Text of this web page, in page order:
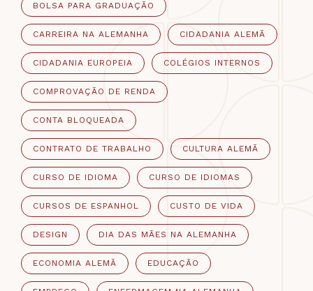
BOLSA PARA GRADUAÇÃO
CARREIRA NA ALEMANHA CIDADANIA ALEMÃ
CIDADANIA EUROPEIA COLÉGIOS INTERNOS
COMPROVAÇÃO DE RENDA
CONTA BLOQUEADA
CONTRATO DE TRABALHO CULTURA ALEMÃ
CURSO DE IDIOMA CURSO DE IDIOMAS
CURSOS DE ESPANHOL CUSTO DE VIDA
DESIGN DIA DAS MÃES NA ALEMANHA
ECONOMIA ALEMÃ EDUCAÇÃO